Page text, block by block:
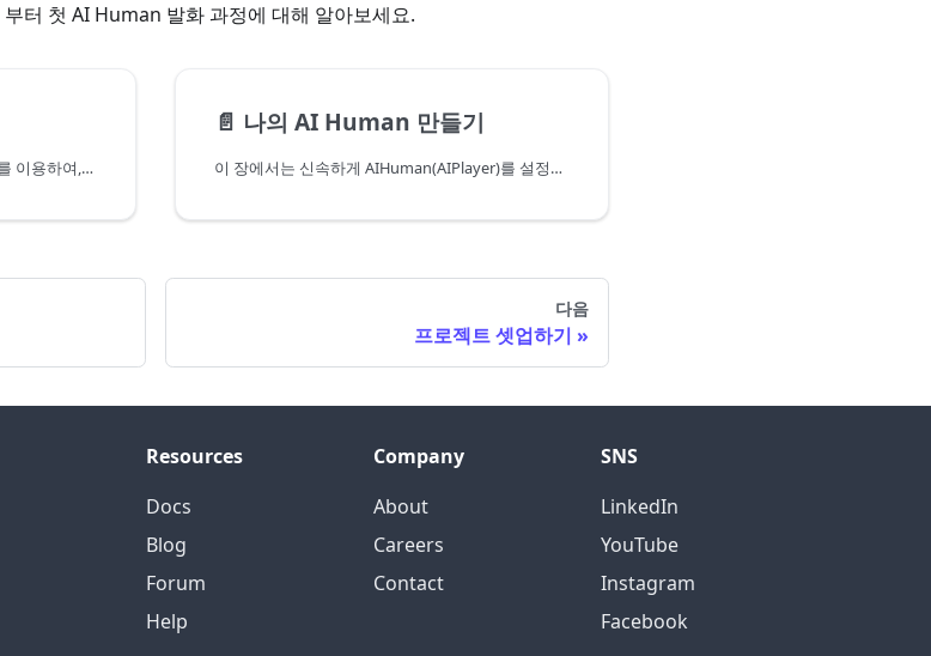
터 첫 AI Human 발화 과정에 대해 알아보세요.
이 장에서는 android project의 appId를 이용하여, 프로젝트를 생성하고 userkey를 발급받는 과정을 알아봅니다. userkey는 AIHuman SDK의 인증에 사용됩니다.
📄️ 나의 AI Human 만들기
이 장에서는 신속하게 AIHuman(AIPlayer)를 설정하고 기본 AI를 발화시키는 과정을 알아봅니다. AIPlayer를 처음 설정할 때는 네트워크 상태에 따라 수 분 정도의 로딩이 걸릴 수 있습니다. 이 로딩 과정은 진행율을 모니터링 할 수 있습니다.
다음
프로젝트 셋업하기
Resources
Docs
Blog
Forum
Help
Company
About
Careers
Contact
SNS
LinkedIn
YouTube
Instagram
Facebook